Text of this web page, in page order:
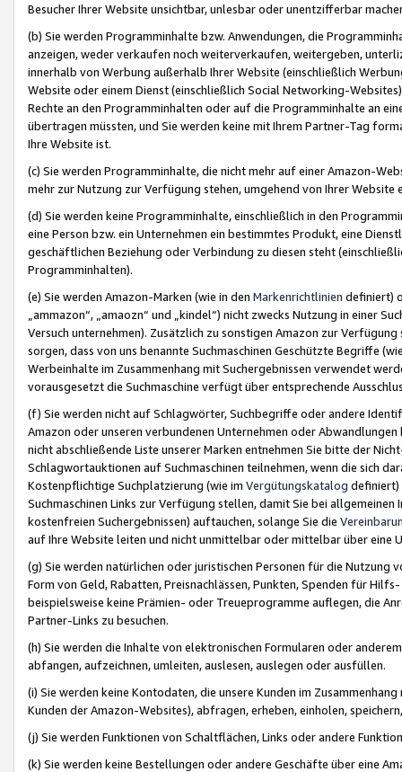
Besucher Ihrer Website unsichtbar, unlesbar oder unentzifferbar
(b) Sie werden Programminhalte bzw. Anwendungen, die
anzeigen, weder verkaufen noch weiterverkaufen, weitergeben,
innerhalb von Werbung außerhalb Ihrer Website (einschließlich
Website oder einem Dienst (einschließlich Social Networking-
Rechte an den Programminhalten oder auf die Programminhalte an
übertragen müssten, und Sie werden keine mit Ihrem Partner-Tag
Ihre Website ist.
(c) Sie werden Programminhalte, die nicht mehr auf einer Amazon-
mehr zur Nutzung zur Verfügung stehen, umgehend von Ihrer
(d) Sie werden keine Programminhalte, einschließlich in den
eine Person bzw. ein Unternehmen ein bestimmtes Produkt, eine
geschäftlichen Beziehung oder Verbindung zu diesen steht
Programminhalten).
(e) Sie werden Amazon-Marken (wie in den Markenrichtlinien definiert)
„ammazon“, „amaozn“ und „kindel“) nicht zwecks Nutzung in einer
Versuch unternehmen). Zusätzlich zu sonstigen Amazon zur
sorgen, dass von uns benannte Suchmaschinen Geschützte Begriffe
Werbeinhalte im Zusammenhang mit Suchergebnissen verwendet
vorausgesetzt die Suchmaschine verfügt über entsprechende
(f) Sie werden nicht auf Schlagwörter, Suchbegriffe oder andere
Amazon oder unseren verbundenen Unternehmen oder
nicht abschließende Liste unserer Marken entnehmen Sie bitte der
Schlagwortauktionen auf Suchmaschinen teilnehmen, wenn die sich
Kostenpflichtige Suchplatzierung (wie im Vergütungskatalog definiert)
Suchmaschinen Links zur Verfügung stellen, damit Sie bei
kostenfreien Suchergebnissen) auftauchen, solange Sie die
auf Ihre Website leiten und nicht unmittelbar oder mittelbar über eine
(g) Sie werden natürlichen oder juristischen Personen für die Nutzung
Form von Geld, Rabatten, Preisnachlässen, Punkten, Spenden für
beispielsweise keine Prämien- oder Treueprogramme auflegen, die
Partner-Links zu besuchen.
(h) Sie werden die Inhalte von elektronischen Formularen oder
abfangen, aufzeichnen, umleiten, auslesen, auslegen oder ausfüllen.
(i) Sie werden keine Kontodaten, die unsere Kunden im
Kunden der Amazon-Websites), abfragen, erheben, einholen,
(j) Sie werden Funktionen von Schaltflächen, Links oder andere
(k) Sie werden keine Bestellungen oder andere Geschäfte über eine